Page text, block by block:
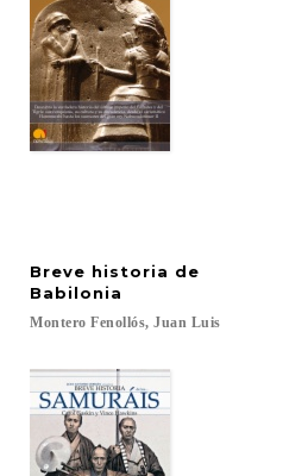
Breve historia de
Babilonia
Montero Fenollós, Juan Luis